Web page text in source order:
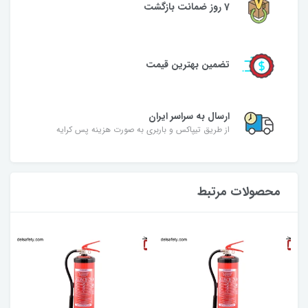
7 روز ضمانت بازگشت
تضمین بهترین قیمت
ارسال به سراسر ایران
از طریق تیپاکس و باربری به صورت هزینه پس کرایه
محصولات مرتبط